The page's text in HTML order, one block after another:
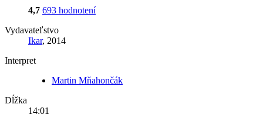
4,7 693 hodnotení
Vydavateľstvo
Ikar, 2014
Interpret
Martin Mňahončák
Dĺžka
14:01